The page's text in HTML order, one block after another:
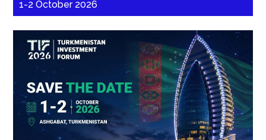
1-2 October 2026